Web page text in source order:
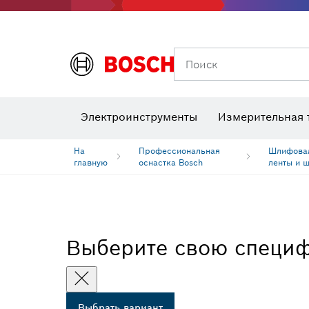
Поиск
Электроинструменты Измерительная
На
главную
Профессиональная
оснастка Bosch
ленты и
Выберите свою